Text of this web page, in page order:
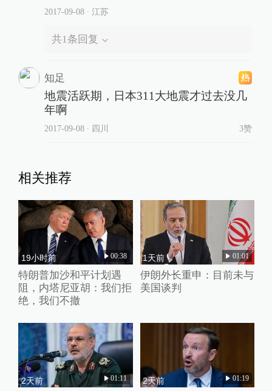
2017-09-08∙ 江苏
共1条回复
知足
地震活跃期，日本311大地震才过去没几
年啊
2017-09-08∙ 四川 3赞
相关推荐
19小时前 00:38
特朗普加沙和平计划遇
阻，内塔尼亚胡：我们拒
绝，我们不撤
1天前 01:01
伊朗外长重申：目前未与
美国谈判
2天前 01:11 2天前 01:19